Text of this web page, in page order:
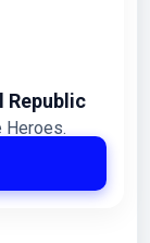
Republic
Heroes.